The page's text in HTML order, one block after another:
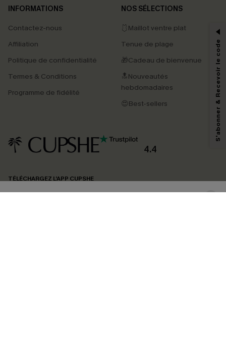
INFORMATIONS
Contactez-nous
Affiliation
Politique de confidentialité
Termes & Conditions
Programme de fidélité
NOS SÉLECTIONS
🩱Maillot ventre plat
Tenue de plage
🎁Cadeau de bienvenue
🔝Nouveautés
hebdomadaires
😍Best-sellers
4.4
TÉLÉCHARGEZ L’APP CUPSHE
-15% dès 2 Achetés par E-mail
En soumettant votre adresse e-mail, vous acceptez de recevoir des e-mails
marketing (y compris du contenu généré par l'IA) de Cupshe et
reconnaissez avoir pris connaissance de nos
pouvons utiliser les données collectées sur notre site ainsi que des
produits susceptibles de vous intéresser, conformément à notre
Politique de
confidentialité
. Vous pouvez vous désabonner à tout moment.
S'abonner & Recevoir le code